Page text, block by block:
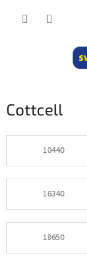
Cottcell
10440
16340
18650